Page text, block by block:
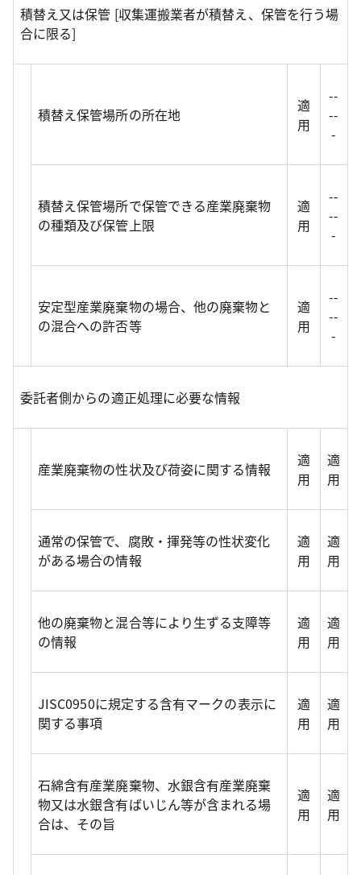
積替え又は保管 [収集運搬業者が積替え、保管を行う場
合に限る]
積替え保管場所の所在地
適
用
--
--
-
積替え保管場所で保管できる産業廃棄物
の種類及び保管上限
適
用
--
--
-
安定型産業廃棄物の場合、他の廃棄物と
の混合への許否等
適
用
--
--
-
委託者側からの適正処理に必要な情報
産業廃棄物の性状及び荷姿に関する情報
適
用
適
用
通常の保管で、腐敗・揮発等の性状変化
がある場合の情報
適
用
適
用
他の廃棄物と混合等により生ずる支障等
の情報
適
用
適
用
JISC0950に規定する含有マークの表示に
関する事項
適
用
適
用
石綿含有産業廃棄物、水銀含有産業廃棄
物又は水銀含有ばいじん等が含まれる場
合は、その旨
適
用
適
用